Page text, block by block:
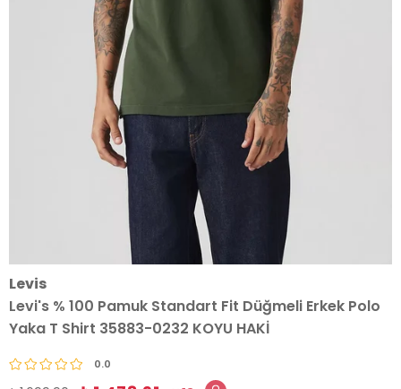
Levis
Levi's % 100 Pamuk Standart Fit Düğmeli Erkek Polo
Yaka T Shirt 35883-0232 KOYU HAKİ
0.0